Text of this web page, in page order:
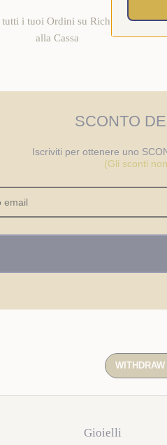
tutti i tuoi Ordini su Richiesta
alla Cassa
SCONTO
Iscriviti per ottenere uno
(Gli sconti
Gioielli